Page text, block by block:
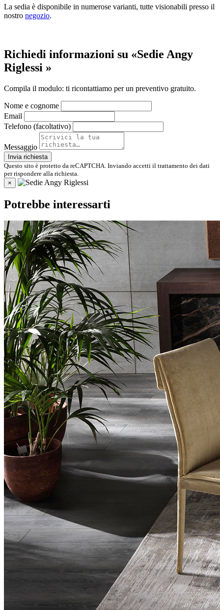
La sedia è disponibile in numerose varianti, tutte visionabili presso il
nostro negozio.
Richiedi informazioni su «Sedie Angy
Riglessi »
Compila il modulo: ti ricontattiamo per un preventivo gratuito.
Nome e cognome
Email
Telefono (facoltativo)
Messaggio
Invia richiesta
Questo sito è protetto da reCAPTCHA. Inviando accetti il trattamento dei dati
per rispondere alla richiesta.
×
Potrebbe interessarti